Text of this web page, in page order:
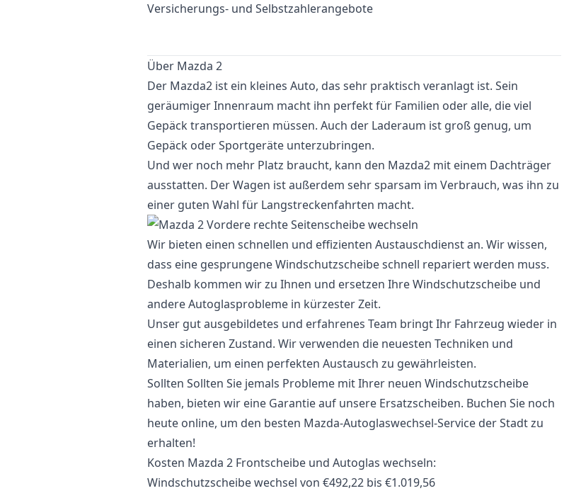
Versicherungs- und Selbstzahlerangebote
Über Mazda 2
Der Mazda2 ist ein kleines Auto, das sehr praktisch veranlagt ist. Sein
geräumiger Innenraum macht ihn perfekt für Familien oder alle, die viel
Gepäck transportieren müssen. Auch der Laderaum ist groß genug, um
Gepäck oder Sportgeräte unterzubringen.
Und wer noch mehr Platz braucht, kann den Mazda2 mit einem Dachträger
ausstatten. Der Wagen ist außerdem sehr sparsam im Verbrauch, was ihn zu
einer guten Wahl für Langstreckenfahrten macht.
Wir bieten einen schnellen und effizienten Austauschdienst an. Wir wissen,
dass eine gesprungene Windschutzscheibe schnell repariert werden muss.
Deshalb kommen wir zu Ihnen und ersetzen Ihre Windschutzscheibe und
andere Autoglasprobleme in kürzester Zeit.
Unser gut ausgebildetes und erfahrenes Team bringt Ihr Fahrzeug wieder in
einen sicheren Zustand. Wir verwenden die neuesten Techniken und
Materialien, um einen perfekten Austausch zu gewährleisten.
Sollten Sollten Sie jemals Probleme mit Ihrer neuen Windschutzscheibe
haben, bieten wir eine Garantie auf unsere Ersatzscheiben. Buchen Sie noch
heute online, um den besten Mazda-Autoglaswechsel-Service der Stadt zu
erhalten!
Kosten Mazda 2 Frontscheibe und Autoglas wechseln:
Windschutzscheibe wechsel von €492,22 bis €1.019,56